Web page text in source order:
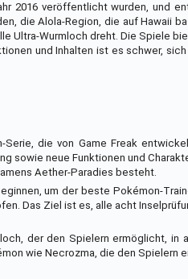
2016 veröffentlicht wurden, und
die Alola-Region, die auf Hawaii
Ultra-Wurmloch dreht. Die Spiele
und Inhalten ist es schwer,
die von Game Freak
sowie neue Funktionen und
Aether-Paradies besteht.
um der beste Pokémon-
Das Ziel ist es, alle acht
der den Spielern ermöglicht, in
wie Necrozma, die den Spielern